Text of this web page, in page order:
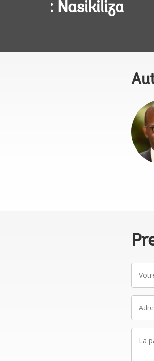
: Nasikiliza
nom
parole